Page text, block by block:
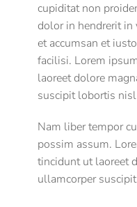
cupiditat non
dolor in hendrerit
et accumsan et
facilisi. Lorem
laoreet dolore
suscipit lobortis
Nam liber tempor
possim assum.
tincidunt ut laoreet
ullamcorper